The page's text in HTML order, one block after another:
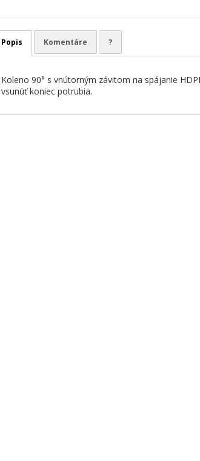
Popis Komentáre ?
Koleno 90° s vnútorným závitom na spájanie
vsunúť koniec potrubia.